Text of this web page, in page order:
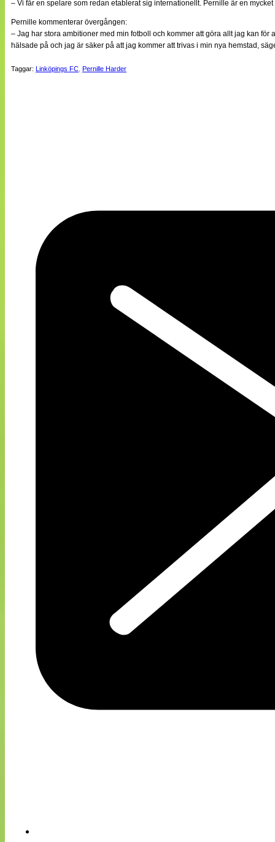
– Vi får en spelare som redan etablerat sig internationellt. Pernille är en
Pernille kommenterar övergången:
– Jag har stora ambitioner med min fotboll och kommer att göra allt jag kan
hälsade på och jag är säker på att jag kommer att trivas i min nya hemstad,
Taggar: Linköpings FC Pernille Harder